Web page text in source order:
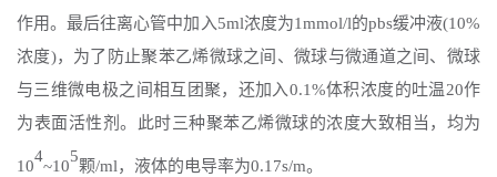
作用。最后往离心管中加入5ml浓度为1mmol/l的pbs缓冲液(10%
浓度)，为了防止聚苯乙烯微球之间、微球与微通道之间、微球
与三维微电极之间相互团聚，还加入0.1%体积浓度的吐温20作
为表面活性剂。此时三种聚苯乙烯微球的浓度大致相当，均为
10
4
~10
5
颗/ml，液体的电导率为0.17s/m。